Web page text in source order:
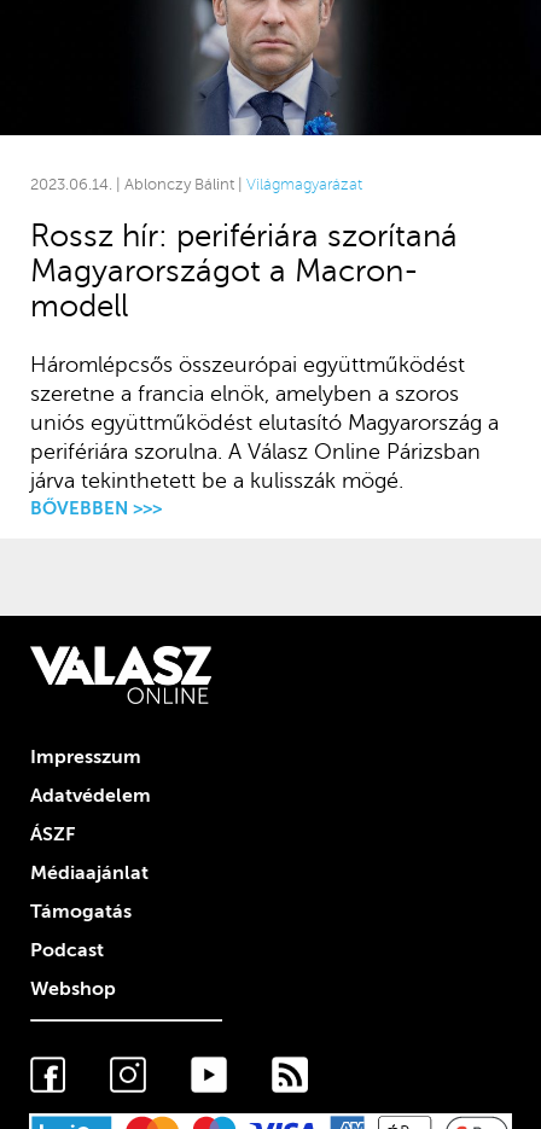
2023.06.14. | Ablonczy Bálint | Világmagyarázat
Rossz hír: perifériára szorítaná
Magyarországot a Macron-
modell
Háromlépcsős összeurópai együttműködést
szeretne a francia elnök, amelyben a szoros
uniós együttműködést elutasító Magyarország a
perifériára szorulna. A Válasz Online Párizsban
járva tekinthetett be a kulisszák mögé.
BŐVEBBEN >>>
Impresszum
Adatvédelem
ÁSZF
Médiaajánlat
Támogatás
Podcast
Webshop